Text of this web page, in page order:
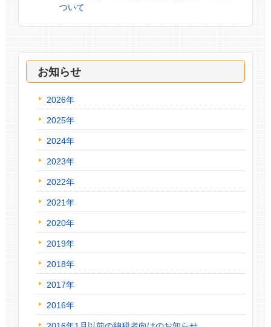
ついて
お知らせ
2026年
2025年
2024年
2023年
2022年
2021年
2020年
2019年
2018年
2017年
2016年